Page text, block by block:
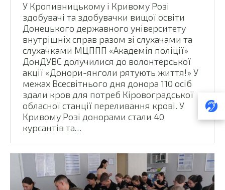
У Кропивницькому і Кривому Розі
здобувачі та здобувачки вищої освіти
Донецького державного університету
внутрішніх справ разом зі слухачами та
слухачками МЦППП «Академія поліції»
ДонДУВС долучилися до волонтерської
акції «Донори-янголи рятують життя!» У
межах Всесвітнього дня донора 110 осіб
здали кров для потреб Кіровоградської
обласної станції переливання крові. У
Кривому Розі донорами стали 40
курсантів та…